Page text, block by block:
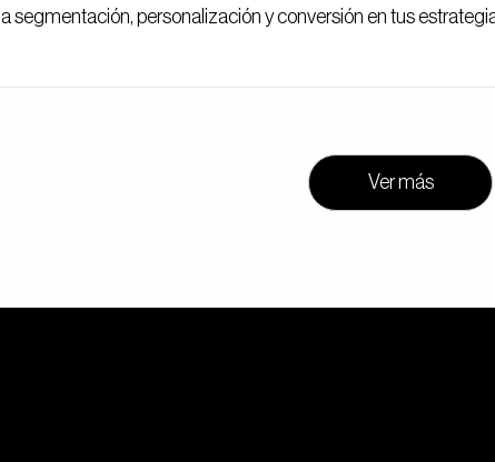
la segmentación, personalización y conversión en tus
Ver más